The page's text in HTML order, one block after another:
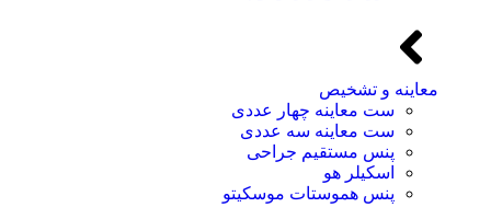
معاینه و تشخیص
ست معاینه چهار عددی
ست معاینه سه عددی
پنس مستقیم جراحی
اسکیلر هو
پنس هموستات موسکیتو